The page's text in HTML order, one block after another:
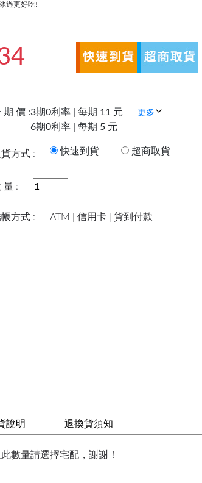
過更好吃!!
期 價 :3期0利率 | 每期 11 元
6期0利率 | 每期 5 元
更多
方式 : 快速到貨 超商取貨
量 :
方式 : ATM | 信用卡 | 貨到付款
說明 退換貨須知
此數量請選擇宅配，謝謝！